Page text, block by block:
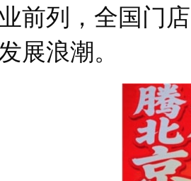
前列，全国门
展浪潮。